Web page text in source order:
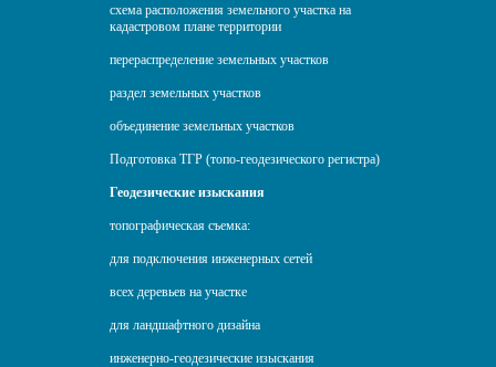
схема расположения земельного участка на
кадастровом плане территории
перераспределение земельных участков
раздел земельных участков
объединение земельных участков
Подготовка ТГР (топо-геодезического регистра)
Геодезические изыскания
топографическая съемка:
для подключения инженерных сетей
всех деревьев на участке
для ландшафтного дизайна
инженерно-геодезические изыскания